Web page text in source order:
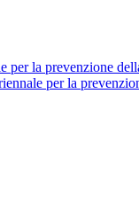
per la prevenzione
per la